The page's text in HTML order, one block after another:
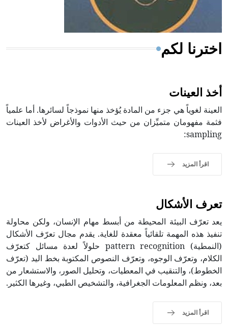
أجود أنواعه، ويمتاز بكبر الحجم ويسمى الش
اخترنا لكم
أخذ العينات
العينة لغوياً هي جزء من المادة يُؤخذ منها نموذجاً لسائرها. أما علمياً
فثمة مفهومان متميِّزان من حيث الأدوات والأغراض لأخذ العينات
sampling:
اقرأ المزيد
تعرف الأشكال
يعد تعرّف البيئة المحيطة من أبسط مهام الإنسان، ولكن محاولة
تنفيذ هذه المهمة تلقائياً معقدة للغاية. يقدم مجال تعرّف الأشكال
(النمطية) pattern recognition حلولاً لعدة مسائل كتعرّف
الكلام، وتعرّف الوجوه، وتعرّف النصوص المكتوبة بخط اليد (تعرّف
الخطوط)، والتنقيب في المعطيات، وتحليل الصور، والاستشعار من
بعد، ونظم المعلومات الجغرافية، والتشخيص الطبي، وغيرها الكثير.
اقرأ المزيد